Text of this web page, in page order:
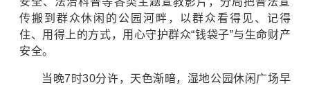
传搬到群众休闲的公园河畔，以群众看得见、记得
住、用得上的方式，用心守护群众“钱袋子”与生命财产
安全。
当晚7时30分许，天色渐暗，湿地公园休闲广场早